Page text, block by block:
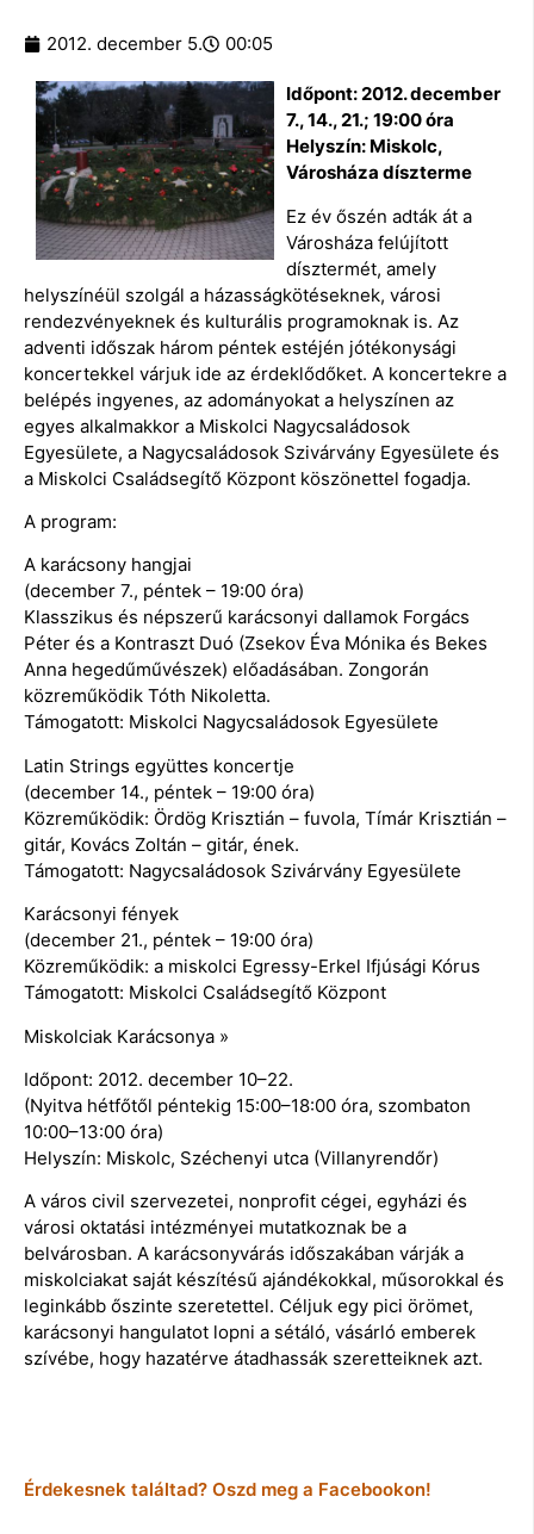
2012. december 5. 00:05
Időpont: 2012. december
7., 14., 21.; 19:00 óra
Helyszín: Miskolc,
Városháza díszterme
Ez év őszén adták át a
Városháza felújított
dísztermét, amely
helyszínéül szolgál a házasságkötéseknek, városi
rendezvényeknek és kulturális programoknak is. Az
adventi időszak három péntek estéjén jótékonysági
koncertekkel várjuk ide az érdeklődőket. A koncertekre a
belépés ingyenes, az adományokat a helyszínen az
egyes alkalmakkor a Miskolci Nagycsaládosok
Egyesülete, a Nagycsaládosok Szivárvány Egyesülete és
a Miskolci Családsegítő Központ köszönettel fogadja.
A program:
A karácsony hangjai
(december 7., péntek – 19:00 óra)
Klasszikus és népszerű karácsonyi dallamok Forgács
Péter és a Kontraszt Duó (Zsekov Éva Mónika és Bekes
Anna hegedűművészek) előadásában. Zongorán
közreműködik Tóth Nikoletta.
Támogatott: Miskolci Nagycsaládosok Egyesülete
Latin Strings együttes koncertje
(december 14., péntek – 19:00 óra)
Közreműködik: Ördög Krisztián – fuvola, Tímár Krisztián –
gitár, Kovács Zoltán – gitár, ének.
Támogatott: Nagycsaládosok Szivárvány Egyesülete
Karácsonyi fények
(december 21., péntek – 19:00 óra)
Közreműködik: a miskolci Egressy-Erkel Ifjúsági Kórus
Támogatott: Miskolci Családsegítő Központ
Miskolciak Karácsonya »
Időpont: 2012. december 10–22.
(Nyitva hétfőtől péntekig 15:00–18:00 óra, szombaton
10:00–13:00 óra)
Helyszín: Miskolc, Széchenyi utca (Villanyrendőr)
A város civil szervezetei, nonprofit cégei, egyházi és
városi oktatási intézményei mutatkoznak be a
belvárosban. A karácsonyvárás időszakában várják a
miskolciakat saját készítésű ajándékokkal, műsorokkal és
leginkább őszinte szeretettel. Céljuk egy pici örömet,
karácsonyi hangulatot lopni a sétáló, vásárló emberek
szívébe, hogy hazatérve átadhassák szeretteiknek azt.
Érdekesnek találtad? Oszd meg a Facebookon!